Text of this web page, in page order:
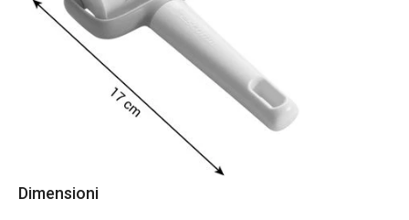
Dimensioni